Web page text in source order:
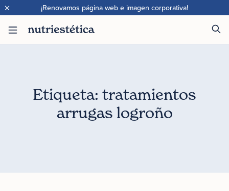
¡Renovamos página web e imagen corporativa!
×
Etiqueta: tratamientos
arrugas logroño